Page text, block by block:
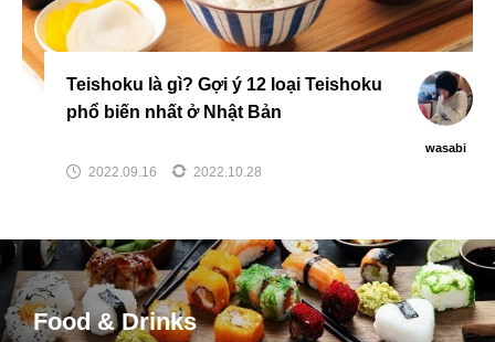
Teishoku là gì? Gợi ý 12 loại Teishoku
phổ biến nhất ở Nhật Bản
wasabi
2022.09.16 2022.10.28
Food & Drinks